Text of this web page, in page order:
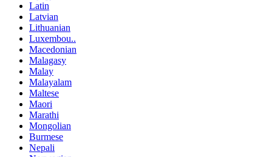
Latin
Latvian
Lithuanian
Luxembou..
Macedonian
Malagasy
Malay
Malayalam
Maltese
Maori
Marathi
Mongolian
Burmese
Nepali